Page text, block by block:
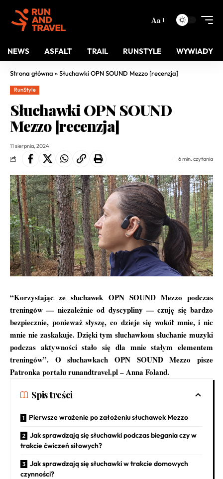
Aa
NEWS ASFALT TRAIL RUNSTYLE WYWIADY
Strona główna »Słuchawki OPN SOUND Mezzo [recenzja]
RunStyle
Słuchawki OPN SOUND
Mezzo [recenzja]
11 sierpnia, 2024
6 min. czytania
“Korzystając ze słuchawek OPN SOUND Mezzo podczas
treningów — niezależnie od dyscypliny — czuję się bardzo
bezpiecznie, ponieważ słyszę, co dzieje się wokół mnie, i nic
mnie nie zaskakuje. Dzięki tym słuchawkom słuchanie muzyki
podczas aktywności stało się dla mnie stałym elementem
treningów”. O słuchawkach OPN SOUND Mezzo pisze
Patronka portalu runandtravel.pl – Anna Foland.
Spis treści
Pierwsze wrażenie po założeniu słuchawek Mezzo
Jak sprawdzają się słuchawki podczas biegania czy w
trakcie ćwiczeń siłowych?
Jak sprawdzają się słuchawki w trakcie domowych
czynności?